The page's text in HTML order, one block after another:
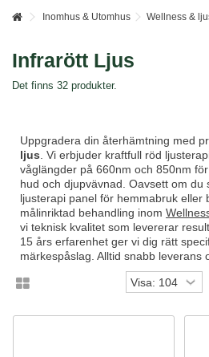
Inomhus & Utomhus Wellness &
Infrarött Ljus
Det finns 32 produkter.
Uppgradera din återhämtning med
ljus . Vi erbjuder kraftfull röd
våglängder på 660nm och 850nm
hud och djupvävnad. Oavsett om
ljusterapi panel för hemmabruk eller
målinriktad behandling inom
vi teknisk kvalitet som levererar
15 års erfarenhet ger vi dig rätt
märkespåslag. Alltid snabb leverans